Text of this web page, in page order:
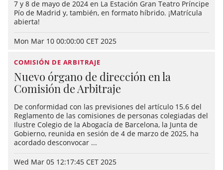
7 y 8 de mayo de 2024 en La Estación Gran Teatro Príncipe
Pío de Madrid y, también, en formato híbrido. ¡Matrícula
abierta!
Mon Mar 10 00:00:00 CET 2025
COMISIÓN DE ARBITRAJE
Nuevo órgano de dirección en la
Comisión de Arbitraje
De conformidad con las previsiones del artículo 15.6 del
Reglamento de las comisiones de personas colegiadas del
Ilustre Colegio de la Abogacía de Barcelona, la Junta de
Gobierno, reunida en sesión de 4 de marzo de 2025, ha
acordado desconvocar ...
Wed Mar 05 12:17:45 CET 2025